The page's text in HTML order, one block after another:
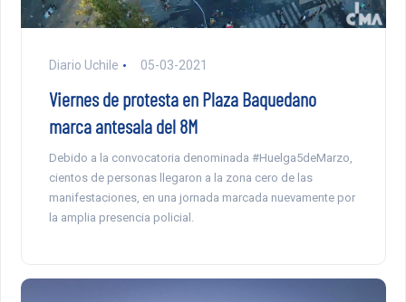
Diario Uchile 05-03-2021
Viernes de protesta en Plaza Baquedano
marca antesala del 8M
Debido a la convocatoria denominada #Huelga5deMarzo,
cientos de personas llegaron a la zona cero de las
manifestaciones, en una jornada marcada nuevamente por
la amplia presencia policial.